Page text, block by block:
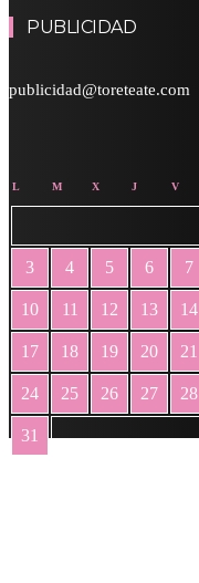
PUBLICIDAD
publicidad@toreteate.com
L M X J V
3 4 5 6 7
10 11 12 13 14
17 18 19 20 21
24 25 26 27 28
31